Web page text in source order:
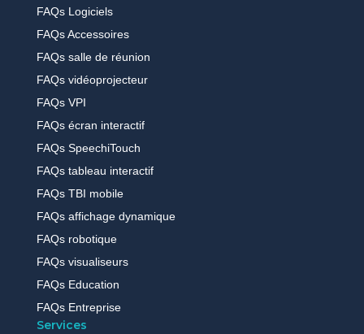
FAQs Logiciels
FAQs Accessoires
FAQs salle de réunion
FAQs vidéoprojecteur
FAQs VPI
FAQs écran interactif
FAQs SpeechiTouch
FAQs tableau interactif
FAQs TBI mobile
FAQs affichage dynamique
FAQs robotique
FAQs visualiseurs
FAQs Education
FAQs Entreprise
Services